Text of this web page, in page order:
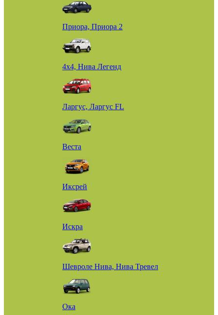
Приора, Приора 2
4х4, Нива Легенд
Ларгус, Ларгус FL
Веста
Иксрей
Искра
Шевроле Нива, Нива Тревел
Ока